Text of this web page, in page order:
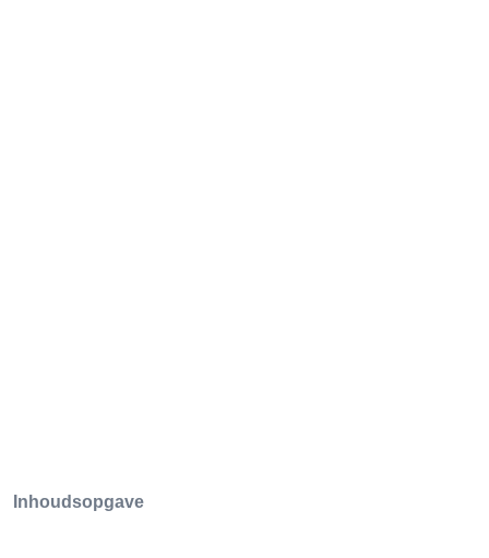
Inhoudsopgave